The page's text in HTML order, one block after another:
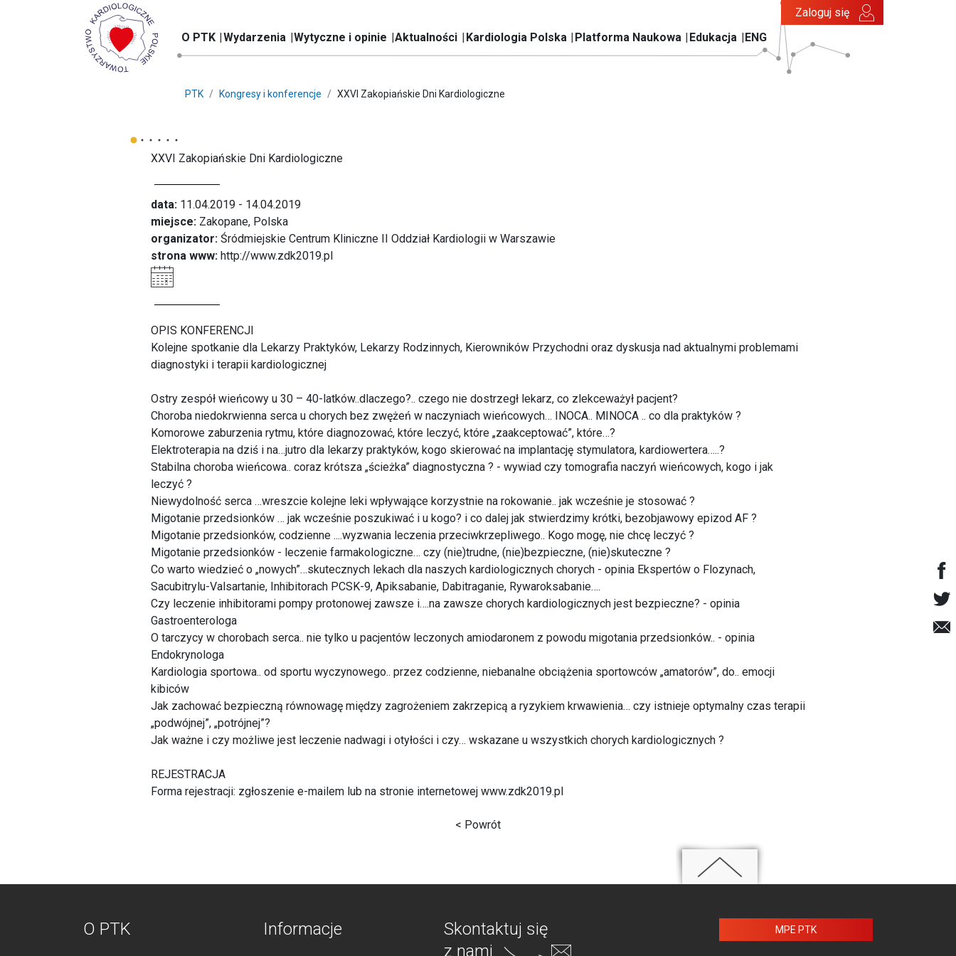
O PTK Wydarzenia Wytyczne i opinie Aktualności Kardiologia Polska Platforma Naukowa Edukacja ENG
Zaloguj się
PTK Kongresy i konferencje XXVI Zakopiańskie Dni Kardiologiczne
XXVI Zakopiańskie Dni Kardiologiczne
data: 11.04.2019 - 14.04.2019
miejsce: Zakopane, Polska
organizator: Śródmiejskie Centrum Kliniczne II Oddział Kardiologii w Warszawie
strona www: http://www.zdk2019.pl
OPIS KONFERENCJI
Kolejne spotkanie dla Lekarzy Praktyków, Lekarzy Rodzinnych, Kierowników Przychodni oraz dyskusja nad aktualnymi problemami
diagnostyki i terapii kardiologicznej
Ostry zespół wieńcowy u 30 – 40-latków..dlaczego?.. czego nie dostrzegł lekarz, co zlekceważył pacjent?
Choroba niedokrwienna serca u chorych bez zwężeń w naczyniach wieńcowych… INOCA.. MINOCA .. co dla praktyków ?
Komorowe zaburzenia rytmu, które diagnozować, które leczyć, które „zaakceptować”, które…?
Elektroterapia na dziś i na…jutro dla lekarzy praktyków, kogo skierować na implantację stymulatora, kardiowertera…..?
Stabilna choroba wieńcowa.. coraz krótsza „ścieżka” diagnostyczna ? - wywiad czy tomografia naczyń wieńcowych, kogo i jak
leczyć ?
Niewydolność serca …wreszcie kolejne leki wpływające korzystnie na rokowanie.. jak wcześnie je stosować ?
Migotanie przedsionków … jak wcześnie poszukiwać i u kogo? i co dalej jak stwierdzimy krótki, bezobjawowy epizod AF ?
Migotanie przedsionków, codzienne ....wyzwania leczenia przeciwkrzepliwego.. Kogo mogę, nie chcę leczyć ?
Migotanie przedsionków - leczenie farmakologiczne… czy (nie)trudne, (nie)bezpieczne, (nie)skuteczne ?
Co warto wiedzieć o „nowych”…skutecznych lekach dla naszych kardiologicznych chorych - opinia Ekspertów o Flozynach,
Sacubitrylu-Valsartanie, Inhibitorach PCSK-9, Apiksabanie, Dabitraganie, Rywaroksabanie….
Czy leczenie inhibitorami pompy protonowej zawsze i….na zawsze chorych kardiologicznych jest bezpieczne? - opinia
Gastroenterologa
O tarczycy w chorobach serca.. nie tylko u pacjentów leczonych amiodaronem z powodu migotania przedsionków.. - opinia
Endokrynologa
Kardiologia sportowa.. od sportu wyczynowego.. przez codzienne, niebanalne obciążenia sportowców „amatorów”, do.. emocji
kibiców
Jak zachować bezpieczną równowagę między zagrożeniem zakrzepicą a ryzykiem krwawienia… czy istnieje optymalny czas terapii
„podwójnej”, „potrójnej”?
Jak ważne i czy możliwe jest leczenie nadwagi i otyłości i czy… wskazane u wszystkich chorych kardiologicznych ?
REJESTRACJA
Forma rejestracji: zgłoszenie e-mailem lub na stronie internetowej www.zdk2019.pl
< Powrót
O PTK Informacje
Skontaktuj się
z nami
MPE PTK